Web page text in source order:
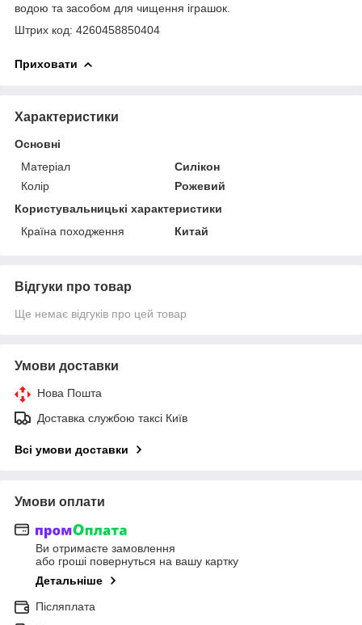
водою та засобом для чищення іграшок.
Штрих код: 4260458850404
Приховати
Характеристики
Основні
Матеріал
Силікон
Колір
Рожевий
Користувальницькі характеристики
Країна походження
Китай
Відгуки про товар
Ще немає відгуків про цей товар
Умови доставки
Нова Пошта
Доставка службою таксі Київ
Всі умови доставки
Умови оплати
Ви отримаєте замовлення
або гроші повернуться на вашу картку
Детальніше
Післяплата